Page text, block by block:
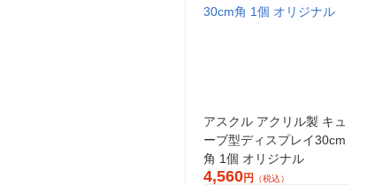
アスクル アクリル製 キュ
ーブ型ディスプレイ30cm
角 1個 オリジナル
4,560円 （税込）